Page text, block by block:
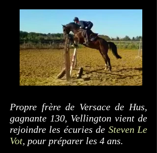
Propre frère de Versace de Hus,
gagnante 130, Vellington vient de
rejoindre les écuries de Steven Le
Vot, pour préparer les 4 ans.